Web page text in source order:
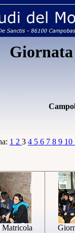
1 2 3 4 5 6 7 8 9 10
Matricola